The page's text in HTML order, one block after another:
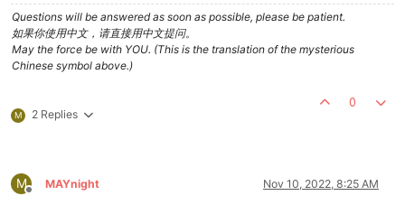
Questions will be answered as soon as possible, please be patient.
如果你使用中文，请直接用中文提问。
May the force be with YOU. (This is the translation of the mysterious
Chinese symbol above.)
M 2 Replies
0
M
Offline
MAYnight Nov 10, 2022, 8:25 AM